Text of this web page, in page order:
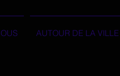
AUTOUR DE LA VILLE